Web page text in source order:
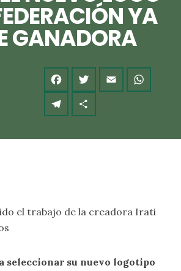
YA
GANADORA
el trabajo de la creadora Irati
seleccionar su nuevo logotipo